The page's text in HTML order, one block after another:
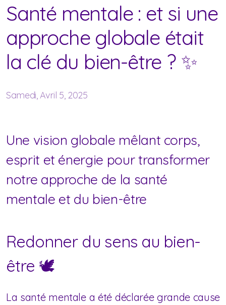
Santé mentale : et si une
approche globale était
la clé du bien-être ? ✨
Samedi, Avril 5, 2025
Une vision globale mêlant corps,
esprit et énergie pour transformer
notre approche de la santé
mentale et du bien-être
Redonner du sens au bien-
être 🕊️
La santé mentale a été déclarée grande cause